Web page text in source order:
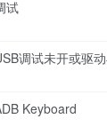
试
调试未开或驱
Keyboard